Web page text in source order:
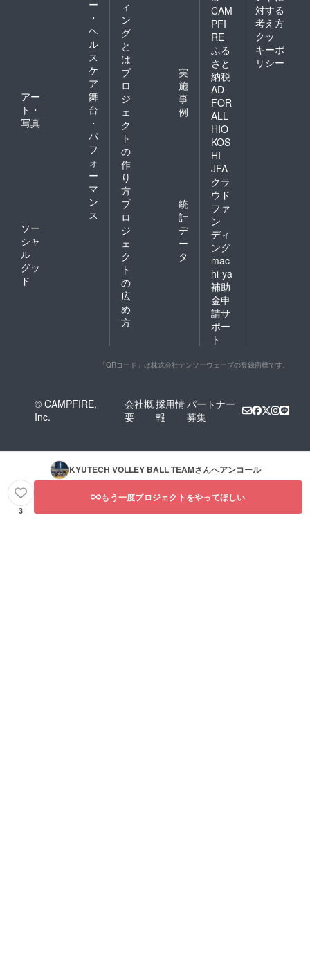
ー
・
ヘ
ル
ス
ケ
ア
アー
ト・
写真
舞
台
・
パ
フ
ォ
ー
マ
ン
ス
ソー
シャ
ル
グッ
ド
ィ
ン
グ
と
は
プ
ロ
ジ
ェ
ク
ト
の
作
り
方
実
施
事
例
プ
ロ
ジ
ェ
ク
ト
の
広
め
方
統
計
デ
ー
タ
CAM
PFI
RE
ふる
さと
納税
AD
FOR
ALL
HIO
KOS
HI
JFA
クラ
ウド
ファ
ン
ディ
ング
mac
hi-ya
補助
金申
請サ
ポー
ト
対する
考え方
クッ
キーポ
リシー
「QRコード」は株式会社デンソーウェーブの登録商標です。
© CAMPFIRE,
Inc.
会社概
要
採用情
報
パートナー
募集
KYUTECH VOLLEY BALL TEAMさんへアンコール
3
もう一度プロジェクトをやってほしい